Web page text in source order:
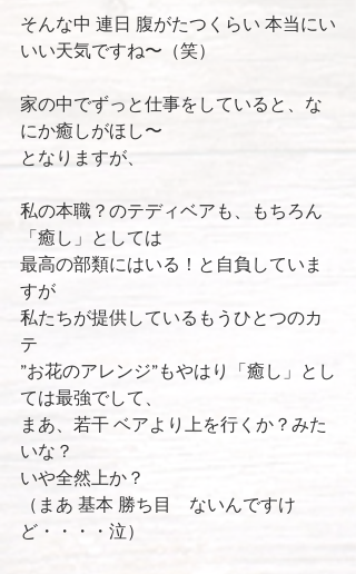
そんな中 連日 腹がたつくらい 本当にい
いい天気ですね〜（笑）
家の中でずっと仕事をしていると、な
にか癒しがほし〜
となりますが、
私の本職？のテディベアも、もちろん
「癒し」としては
最高の部類にはいる！と自負していま
すが
私たちが提供しているもうひとつのカ
テ
”お花のアレンジ”もやはり「癒し」とし
ては最強でして、
まあ、若干 ベアより上を行くか？みた
いな？
いや全然上か？
（まあ 基本 勝ち目　ないんですけ
ど・・・・泣）